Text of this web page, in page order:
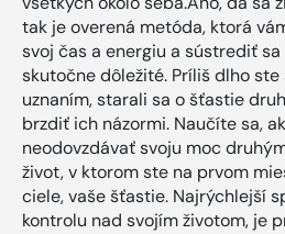
tak je overená metóda, ktorá
svoj čas a energiu a sústrediť
skutočne dôležité. Príliš dlho ste
uznaním, starali sa o šťastie
brzdiť ich názormi. Naučíte sa,
neodovzdávať svoju moc
život, v ktorom ste na prvom
ciele, vaše šťastie. Najrýchlejší
kontrolu nad svojím životom, je